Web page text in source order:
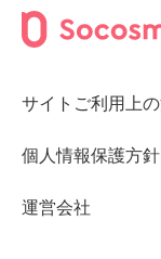
サイトご利用上
個人情報保護方針
運営会社